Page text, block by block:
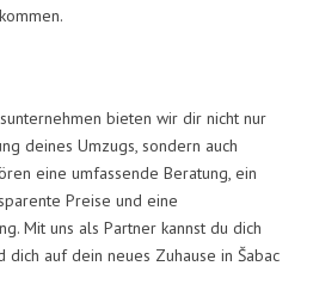
bieten wir dir nicht nur
deines Umzugs, sondern auch
eine umfassende Beratung, ein
Preise und eine
Mit uns als Partner kannst du dich
dich auf dein neues Zuhause in Šabac